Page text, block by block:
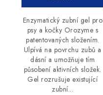
Enzymatický zubní gel pro
psy a kočky Orozyme s
patentovaných složením.
Ulpívá na povrchu zubů a
dásní a umožňuje tím
působení aktivních složek.
Gel rozrušuje existující
zubní...